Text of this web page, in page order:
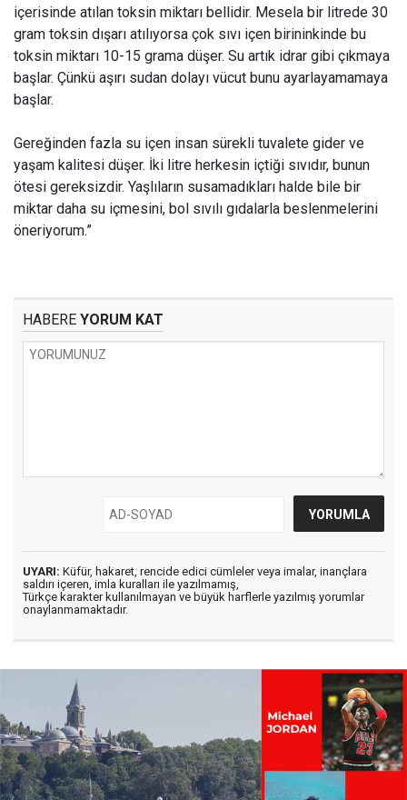
içerisinde atılan toksin miktarı bellidir. Mesela bir litrede 30
gram toksin dışarı atılıyorsa çok sıvı içen birininkinde bu
toksin miktarı 10-15 grama düşer. Su artık idrar gibi çıkmaya
başlar. Çünkü aşırı sudan dolayı vücut bunu ayarlayamamaya
başlar.
Gereğinden fazla su içen insan sürekli tuvalete gider ve
yaşam kalitesi düşer. İki litre herkesin içtiği sıvıdır, bunun
ötesi gereksizdir. Yaşlıların susamadıkları halde bile bir
miktar daha su içmesini, bol sıvılı gıdalarla beslenmelerini
öneriyorum.”
HABERE YORUM KAT
UYARI: Küfür, hakaret, rencide edici cümleler veya imalar, inançlara
saldırı içeren, imla kuralları ile yazılmamış,
Türkçe karakter kullanılmayan ve büyük harflerle yazılmış yorumlar
onaylanmamaktadır.